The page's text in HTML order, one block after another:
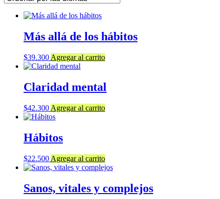
Más allá de los hábitos
$39.300 Agregar al carrito
Claridad mental
$42.300 Agregar al carrito
Hábitos
$22.500 Agregar al carrito
Sanos, vitales y complejos